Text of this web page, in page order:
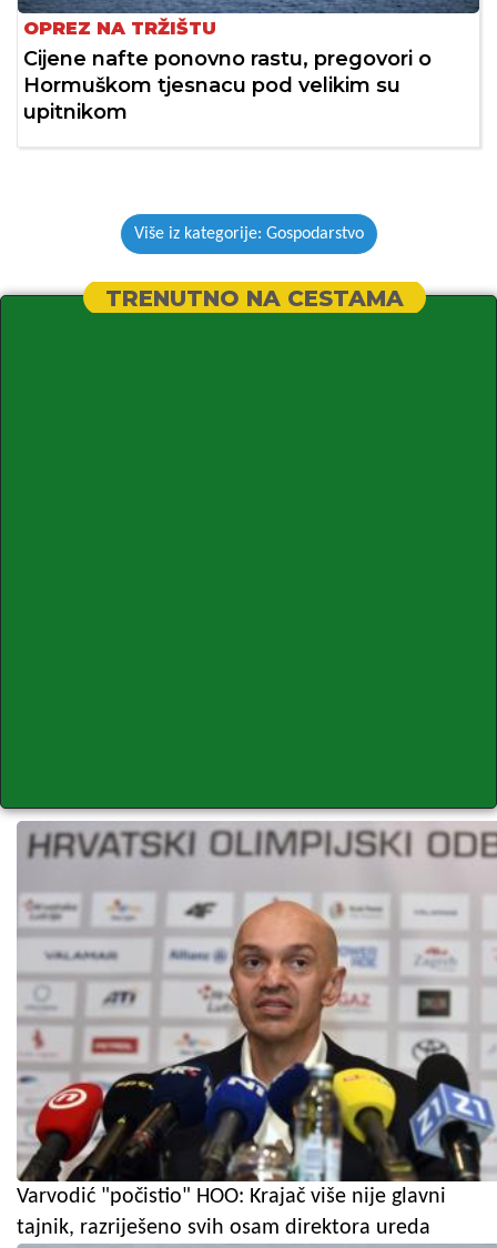
OPREZ NA TRŽIŠTU
Cijene nafte ponovno rastu, pregovori o
Hormuškom tjesnacu pod velikim su
upitnikom
Više iz kategorije: Gospodarstvo
TRENUTNO NA CESTAMA
Varvodić "počistio" HOO: Krajač više nije glavni
tajnik, razriješeno svih osam direktora ureda